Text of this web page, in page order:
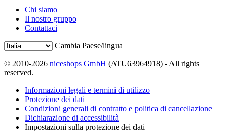
Chi siamo
Il nostro gruppo
Contattaci
Cambia Paese/lingua
© 2010-2026 niceshops GmbH (ATU63964918) - All rights
reserved.
Informazioni legali e termini di utilizzo
Protezione dei dati
Condizioni generali di contratto e politica di cancellazione
Dichiarazione di accessibilità
Impostazioni sulla protezione dei dati